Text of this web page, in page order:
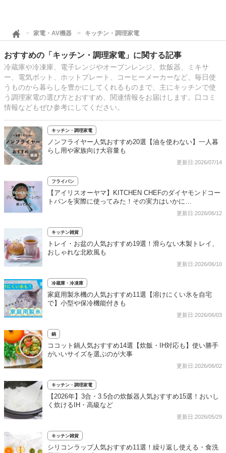
家電・AV機器 キッチン・調理家電
おすすめの「キッチン・調理家電」に関する記事
冷蔵庫や冷凍庫、電子レンジやオーブンレンジ、炊飯器、ミキサ
ー、電気ポット、ホットプレート、コーヒーメーカーなど、毎日使
うものから暮らしを豊かにしてくれるものまで、主にキッチンで使
う調理家電の選び方とおすすめ、関連情報をお届けします。口コミ
情報などもぜひ参考にしてください。
キッチン・調理家電
ノンフライヤー人気おすすめ20選【油を使わない】一人暮
らし用や家族向け大容量も
更新日:2026/07/14
フライパン
【アイリスオーヤマ】KITCHEN CHEFのダイヤモンドコー
トパンを実際に使ってみた！その実力はいかに…
更新日:2026/06/12
キッチン雑貨
トレイ・お盆の人気おすすめ19選！滑らない木製トレイ、
おしゃれな北欧風も
更新日:2026/06/10
冷蔵庫・冷凍庫
家庭用製氷機の人気おすすめ11選【溶けにくい氷を自宅
で】小型や保冷機能付きも
更新日:2026/06/03
鍋
ココット鍋人気おすすめ14選【炊飯・IH対応も】使い勝手
がいいサイズを選ぶのが大事
更新日:2026/06/02
キッチン・調理家電
【2026年】3合・3.5合の炊飯器人気おすすめ15選！おいし
く炊けるIH・高級など
更新日:2026/05/29
キッチン雑貨
シリコンラップ人気おすすめ11選！繰り返し使える・食洗